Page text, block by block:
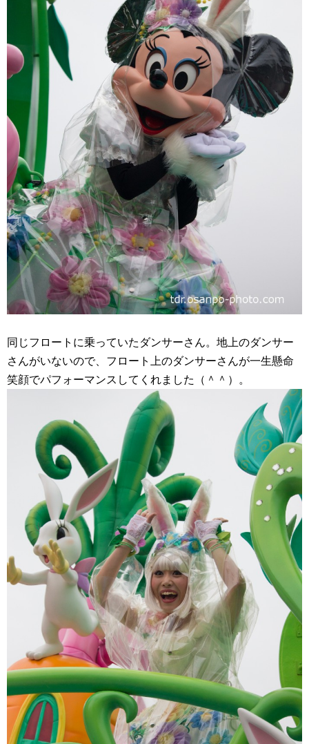
同じフロートに乗っていたダンサーさん。地上のダンサー
さんがいないので、フロート上のダンサーさんが一生懸命
笑顔でパフォーマンスしてくれました（＾＾）。